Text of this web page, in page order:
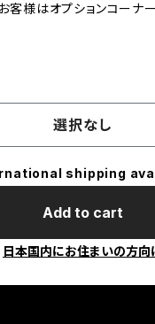
客様はオプションコーナ
選択なし
shipping
Add to cart
日本国内にお住まいの方向